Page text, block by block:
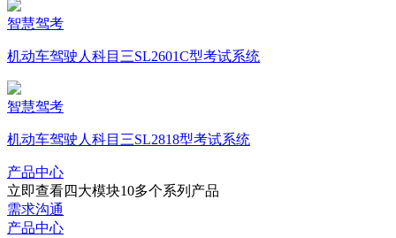
智慧驾考
机动车驾驶人科目三SL2601C型考试系统
智慧驾考
机动车驾驶人科目三SL2818型考试系统
产品中心
立即查看四大模块10多个系列产品
需求沟通
产品中心